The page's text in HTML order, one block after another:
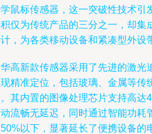
鼠标传感器，这一突破性技术引
仅为传统产品的三分之一，却集
，为各类移动设备和紧凑型外设
高新款传感器采用了先进的激光
精准定位，包括玻璃、金属等传
其内置的图像处理芯片支持高达
流畅无延迟，同时通过智能功耗
以下，显著延长了便携设备的